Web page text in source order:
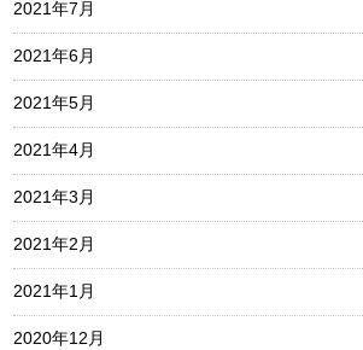
2021年7月
2021年6月
2021年5月
2021年4月
2021年3月
2021年2月
2021年1月
2020年12月